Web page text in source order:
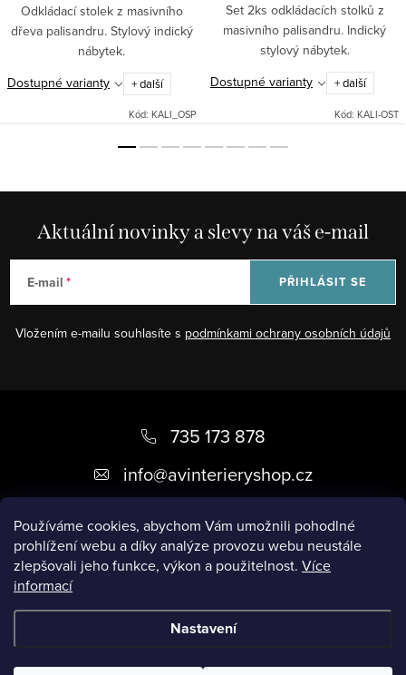
Používáme cookies, abychom Vám umožnili pohodlné
prohlížení webu a díky analýze provozu webu neustále
zlepšovali jeho funkce, výkon a použitelnost. Více
informací
Nastavení
Odkládací stolek z masivního
dřeva palisandru. Stylový indický
nábytek.
Dostupné varianty
+ další
Kód: KALI_OSP
Set 2ks odkládacích stolků z
masivního palisandru. Indický
stylový nábytek.
Dostupné varianty
+ další
Kód: KALI-OST
Aktuální novinky a slevy na váš e-mail
E-mail
Vložením e-mailu souhlasíte s podmínkami ochrany osobních údajů
PŘIHLÁSIT SE
a
735 173 878
info@avinterieryshop.cz
Užitečné informace
Copyright 2026AV Interiéry. Všechna práva vyhrazena.